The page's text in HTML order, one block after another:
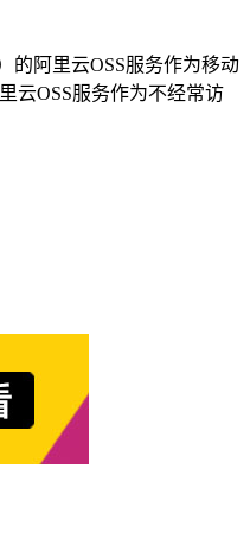
的阿里云OSS服务作为移动
云OSS服务作为不经常访